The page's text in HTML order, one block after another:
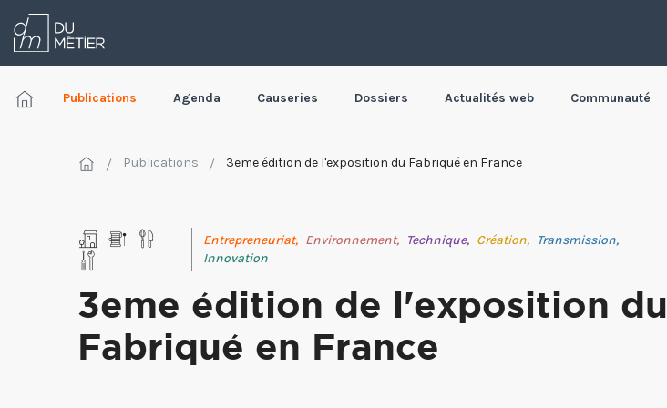
Publications Agenda Causeries Dossiers Actualités web Communauté
Publications 3eme édition de l'exposition du Fabriqué en France
Entrepreneuriat, Environnement, Technique, Création, Transmission,
Innovation
3eme édition de l'exposition du
Fabriqué en France